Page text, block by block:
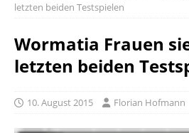
letzten beiden Testspielen
Wormatia Frauen
letzten beiden
10. August 2015 Florian Hofmann